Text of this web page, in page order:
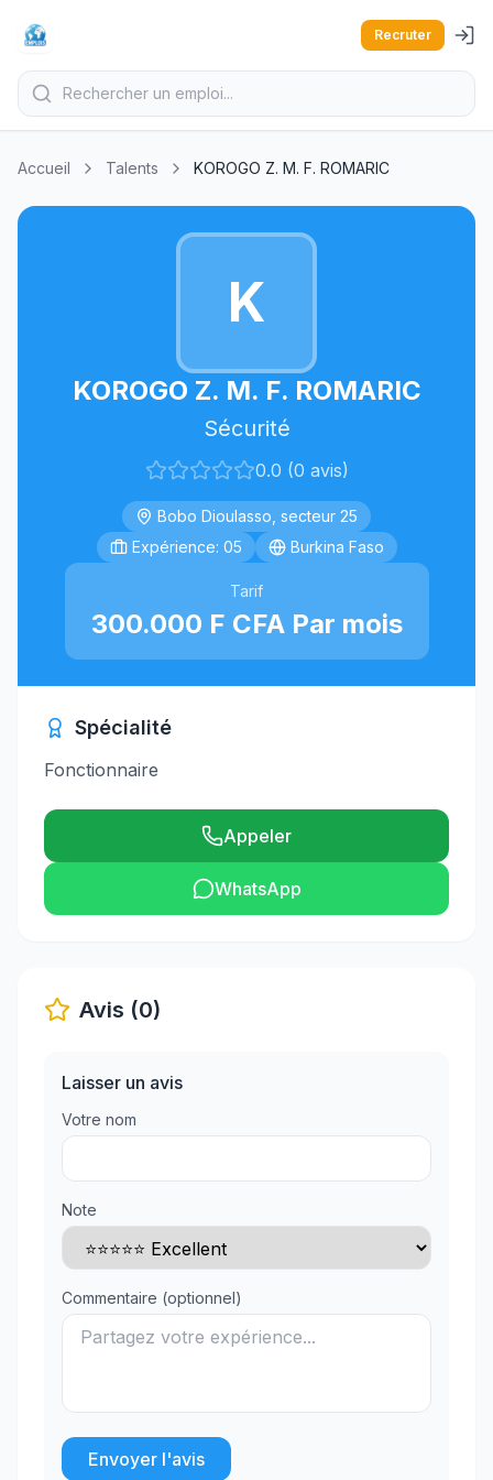
Recruter
Accueil Talents KOROGO Z. M. F. ROMARIC
K
KOROGO Z. M. F. ROMARIC
Sécurité
0.0 (0 avis)
Bobo Dioulasso, secteur 25
Expérience: 05
Burkina Faso
Tarif
300.000 F CFA Par mois
Spécialité
Fonctionnaire
Appeler
WhatsApp
Avis (0)
Laisser un avis
Votre nom
Note
Commentaire (optionnel)
Envoyer l'avis